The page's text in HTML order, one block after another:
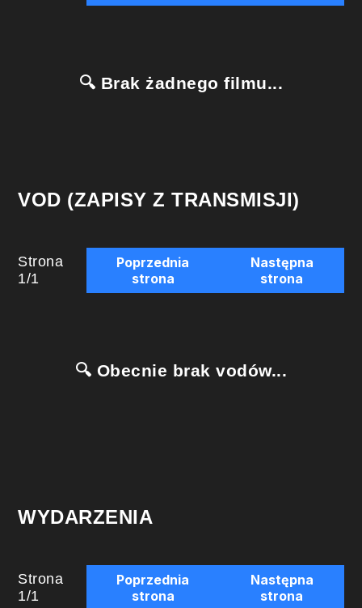
🔍 Brak żadnego filmu...
VOD (ZAPISY Z TRANSMISJI)
Strona
1/1
Poprzednia
strona
Następna
strona
🔍 Obecnie brak vodów...
WYDARZENIA
Strona
1/1
Poprzednia
strona
Następna
strona